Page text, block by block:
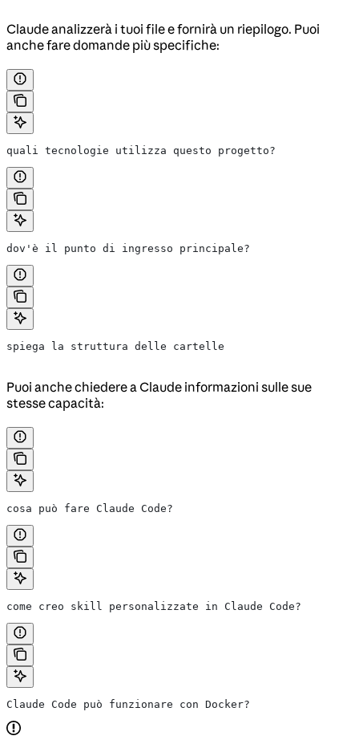
Claude analizzerà i tuoi file e fornirà un riepilogo. Puoi
anche fare domande più specifiche:
quali tecnologie utilizza questo progetto?
dov'è il punto di ingresso principale?
spiega la struttura delle cartelle
Puoi anche chiedere a Claude informazioni sulle sue
stesse capacità:
cosa può fare Claude Code?
come creo skill personalizzate in Claude Code?
Claude Code può funzionare con Docker?